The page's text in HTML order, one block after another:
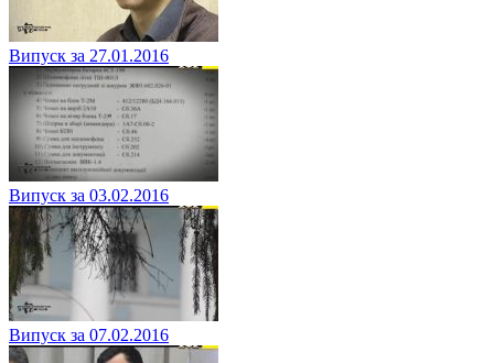
Випуск за 27.01.2016
Випуск за 03.02.2016
Випуск за 07.02.2016